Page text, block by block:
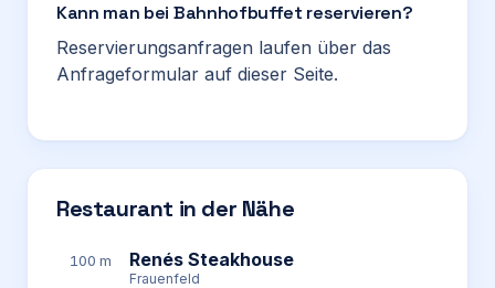
Kann man bei Bahnhofbuffet reservieren?
Reservierungsanfragen laufen über das
Anfrageformular auf dieser Seite.
Restaurant in der Nähe
100 m Renés Steakhouse
Frauenfeld